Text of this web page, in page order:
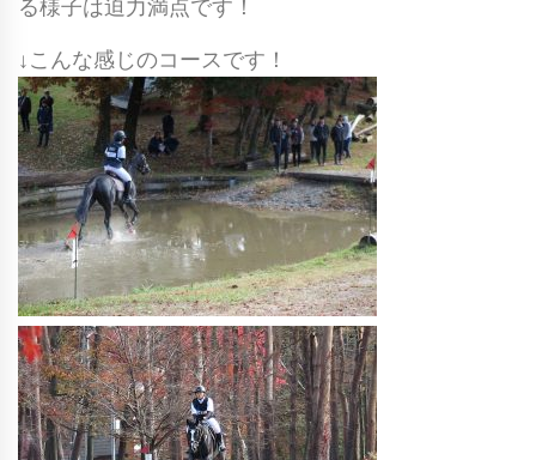
る様子は迫力満点です！
↓こんな感じのコースです！